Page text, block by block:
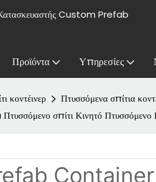
Custom Prefab
Προϊόντα Υπηρεσίες
κοντέινερ
Πτυσσόμενα σπίτια
σπίτι Κινητό Πτυσσόμενο